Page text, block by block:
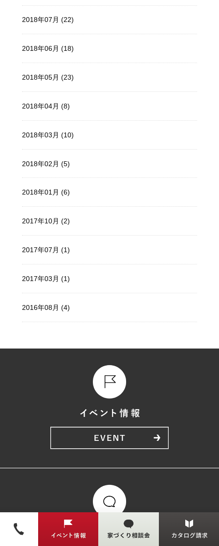
2018年07月 (22)
2018年06月 (18)
2018年05月 (23)
2018年04月 (8)
2018年03月 (10)
2018年02月 (5)
2018年01月 (6)
2017年10月 (2)
2017年07月 (1)
2017年03月 (1)
2016年08月 (4)